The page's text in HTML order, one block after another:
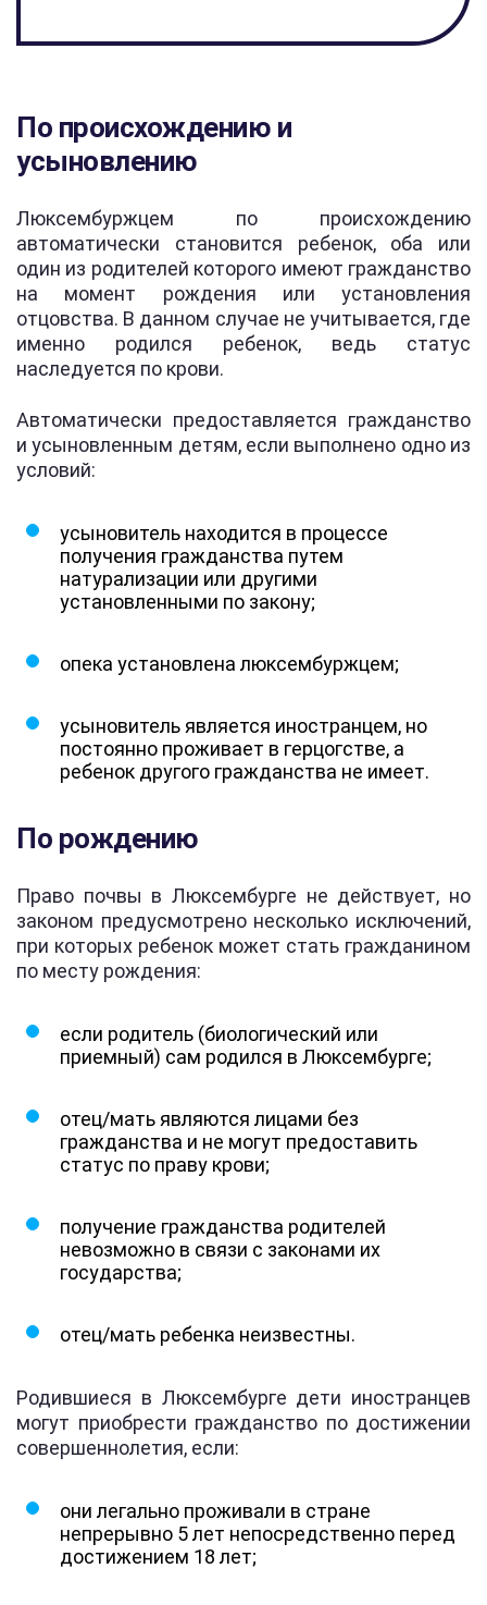
По происхождению и
усыновлению
Люксембуржцем по происхождению
автоматически становится ребенок, оба или
один из родителей которого имеют гражданство
на момент рождения или установления
отцовства. В данном случае не учитывается, где
именно родился ребенок, ведь статус
наследуется по крови.
Автоматически предоставляется гражданство
и усыновленным детям, если выполнено одно из
условий:
усыновитель находится в процессе
получения гражданства путем
натурализации или другими
установленными по закону;
опека установлена люксембуржцем;
усыновитель является иностранцем, но
постоянно проживает в герцогстве, а
ребенок другого гражданства не имеет.
По рождению
Право почвы в Люксембурге не действует, но
законом предусмотрено несколько исключений,
при которых ребенок может стать гражданином
по месту рождения:
если родитель (биологический или
приемный) сам родился в Люксембурге;
отец/мать являются лицами без
гражданства и не могут предоставить
статус по праву крови;
получение гражданства родителей
невозможно в связи с законами их
государства;
отец/мать ребенка неизвестны.
Родившиеся в Люксембурге дети иностранцев
могут приобрести гражданство по достижении
совершеннолетия, если:
они легально проживали в стране
непрерывно 5 лет непосредственно перед
достижением 18 лет;